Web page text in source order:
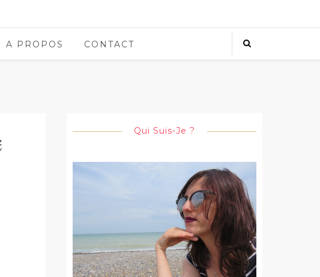
A PROPOS CONTACT
Qui Suis-Je ?